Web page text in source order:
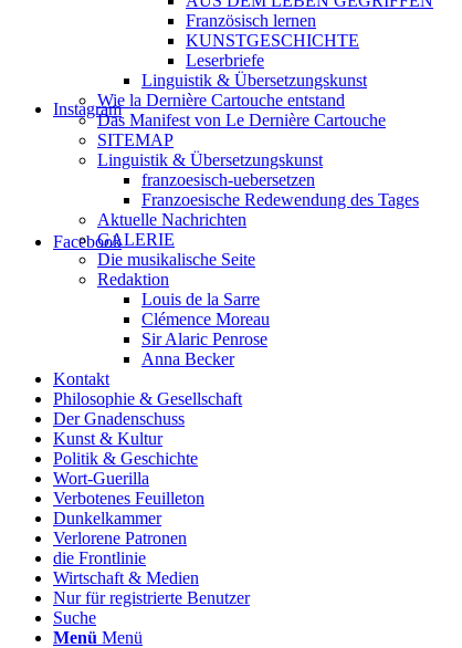
Instagram
Facebook
Französisch lernen
KUNSTGESCHICHTE
Leserbriefe
Linguistik & Übersetzungskunst
Wie la Dernière Cartouche entstand
Das Manifest von Le Dernière Cartouche
SITEMAP
Linguistik & Übersetzungskunst
franzoesisch-uebersetzen
Franzoesische Redewendung des Tages
Aktuelle Nachrichten
GALERIE
Die musikalische Seite
Redaktion
Louis de la Sarre
Clémence Moreau
Sir Alaric Penrose
Anna Becker
Kontakt
Philosophie & Gesellschaft
Der Gnadenschuss
Kunst & Kultur
Politik & Geschichte
Wort-Guerilla
Verbotenes Feuilleton
Dunkelkammer
Verlorene Patronen
die Frontlinie
Wirtschaft & Medien
Nur für registrierte Benutzer
Suche
Menü Menü